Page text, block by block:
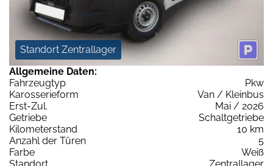
Standort Zentrallager
Allgemeine Daten:
Fahrzeugtyp
Pkw
Karosserieform
Van / Kleinbus
Erst-Zul.
Mai / 2026
Getriebe
Schaltgetriebe
Kilometerstand
10 km
Anzahl der Türen
5
Farbe
Weiß